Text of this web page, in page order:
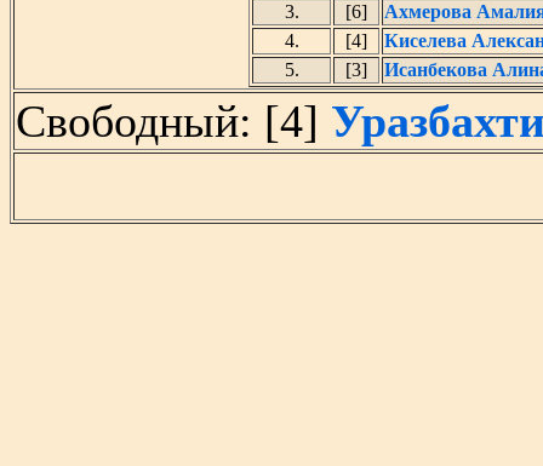
3.
[6]
Ахмерова
4.
[4]
Киселева
5.
[3] Исанбекова
Свободный: [4]